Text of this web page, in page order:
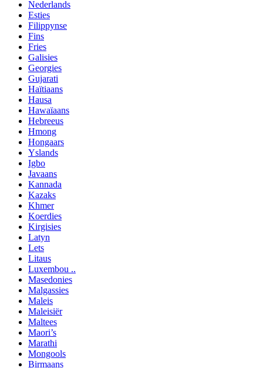
Nederlands
Esties
Filippynse
Fins
Fries
Galisies
Georgies
Gujarati
Haïtiaans
Hausa
Hawaïaans
Hebreeus
Hmong
Hongaars
Yslands
Igbo
Javaans
Kannada
Kazaks
Khmer
Koerdies
Kirgisies
Latyn
Lets
Litaus
Luxembou ..
Masedonies
Malgassies
Maleis
Maleisiër
Maltees
Maori’s
Marathi
Mongools
Birmaans